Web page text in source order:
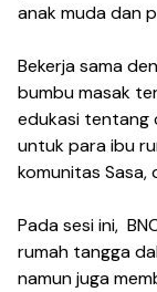
anak muda dan
Bekerja sama
bumbu masak
edukasi tentang
untuk para ibu
komunitas Sasa,
Pada sesi ini,
rumah tangga
namun juga